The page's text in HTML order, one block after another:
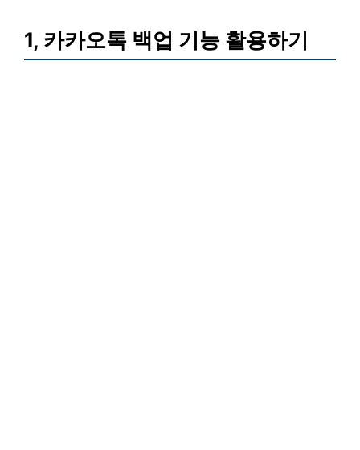
1, 카카오톡 백업 기능 활용하기